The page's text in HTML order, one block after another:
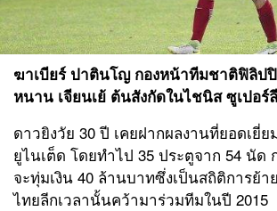
ฆาเบียร์ ปาตินโญ กองหน้าทีมชาติฟิลิป
หนาน เจียนเย้ ต้นสังกัดในไชนิส ซูเปอร์
ดาวยิงวัย 30 ปี เคยฝากผลงานที่ยอดเยี่
ยูไนเต็ด โดยทำไป 35 ประตูจาก 54 นัด
จะทุ่มเงิน 40 ล้านบาทซึ่งเป็นสถิติการย้
ไทยลีกเวลานั้นคว้ามาร่วมทีมในปี 2015